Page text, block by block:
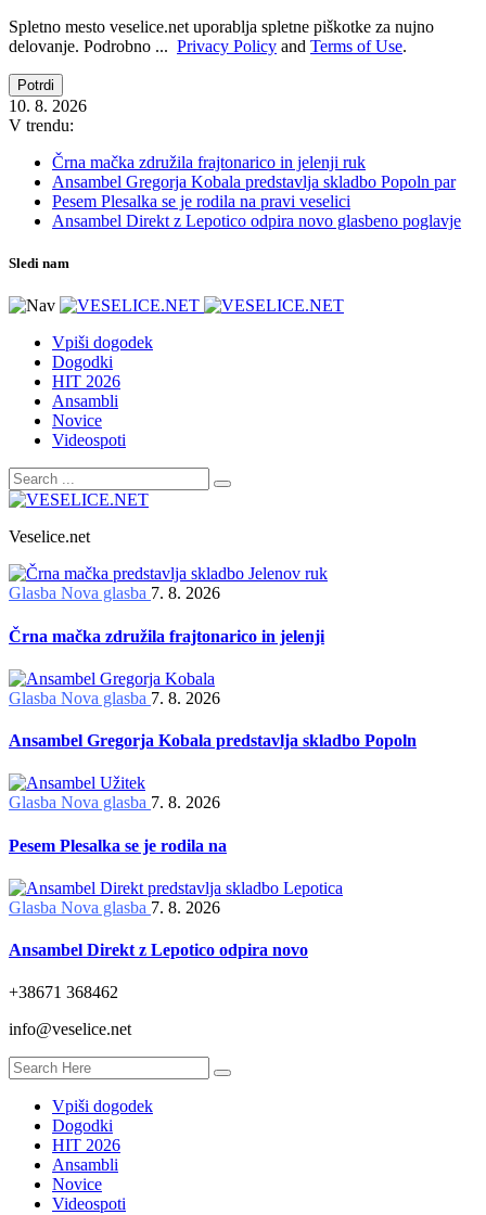
Spletno mesto veselice.net uporablja spletne piškotke za nujno
delovanje. Podrobno ... Privacy Policy and Terms of Use.
Potrdi
10. 8. 2026
V trendu:
Črna mačka združila frajtonarico in jelenji ruk
Ansambel Gregorja Kobala predstavlja skladbo Popoln par
Pesem Plesalka se je rodila na pravi veselici
Ansambel Direkt z Lepotico odpira novo glasbeno poglavje
Sledi nam
Vpiši dogodek
Dogodki
HIT 2026
Ansambli
Novice
Videospoti
Veselice.net
Glasba Nova glasba 7. 8. 2026
Črna mačka združila frajtonarico in jelenji
Glasba Nova glasba 7. 8. 2026
Ansambel Gregorja Kobala predstavlja skladbo Popoln
Glasba Nova glasba 7. 8. 2026
Pesem Plesalka se je rodila na
Glasba Nova glasba 7. 8. 2026
Ansambel Direkt z Lepotico odpira novo
+38671 368462
info@veselice.net
Vpiši dogodek
Dogodki
HIT 2026
Ansambli
Novice
Videospoti